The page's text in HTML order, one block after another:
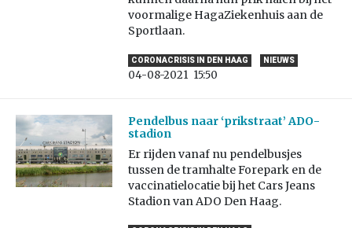
voormalige HagaZiekenhuis aan de
Sportlaan.
CORONACRISIS IN DEN HAAG NIEUWS
04-08-2021 15:50
Pendelbus naar ‘prikstraat’ ADO-
stadion
Er rijden vanaf nu pendelbusjes
tussen de tramhalte Forepark en de
vaccinatielocatie bij het Cars Jeans
Stadion van ADO Den Haag.